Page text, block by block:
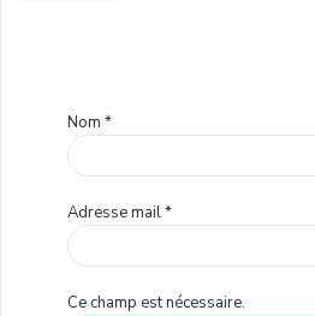
Nom *
Adresse mail*
Ce champ est nécessaire.